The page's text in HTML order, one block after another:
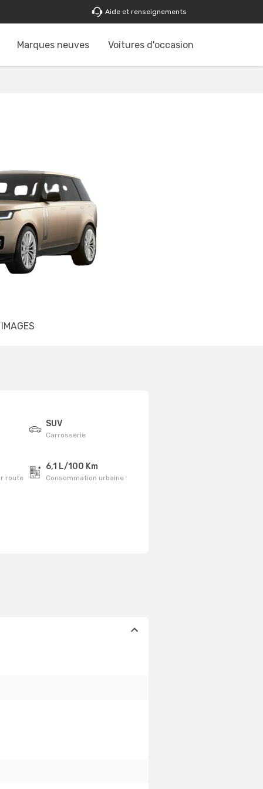
Aide et renseignements
Marques neuves Voitures d'occasion
IMAGES
SUV
Carrosserie
route
6,1 L/100 Km
Consommation urbaine